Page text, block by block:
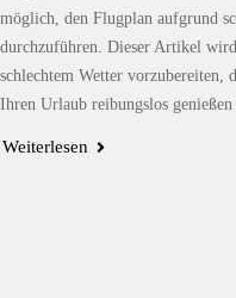
möglich, den Flugplan aufgrund
durchzuführen. Dieser Artikel
schlechtem Wetter vorzubereiten,
Ihren Urlaub reibungslos
Weiterlesen